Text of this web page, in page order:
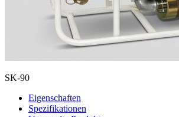
SK-90
Eigenschaften
Spezifikationen